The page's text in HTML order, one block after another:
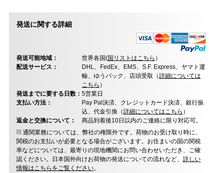
発送に関する詳細
発送可能地域： 世界各国(国リストはこちら ）
配送サービス：
DHL、FedEx、EMS、S.F. Express、ヤマト運
輸、ゆうパック、店頭受取（詳細については
こちら ）
発送までに要する日数： 5営業日
支払い方法：
Pay Pal決済、クレジットカード決済、銀行振
込、代金引換（詳細についてはこちら ）
返金と交換について：
商品到着後10日以内のご連絡に限り対応可。
通関業務については、弊社の権限外です。荷物のお受け取り時に、
関税のお支払いが必要となる場合がございます。お住まいの国の関税
率などについては、最寄りの現地機関にお問い合わせいただき、ご確
認ください。日本国外向けお荷物の発送についての流れなど、 詳しい
情報はこちらをご覧ください。